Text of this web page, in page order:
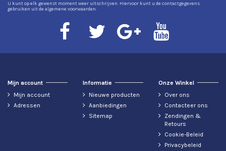
U kunt op elk gewenst moment weer uitschrijven. Hiervoor kunt u de contactgegevens
gebruiken uit de algemene voorwaarden.
Mijn account
Mijn account
Adressen
Informatie
Nieuwe producten
Aanbiedingen
Sitemap
Onze Winkel
Over ons
Contacteer ons
Zendingen &
Retours
Cookie-Beleid
Privacybeleid